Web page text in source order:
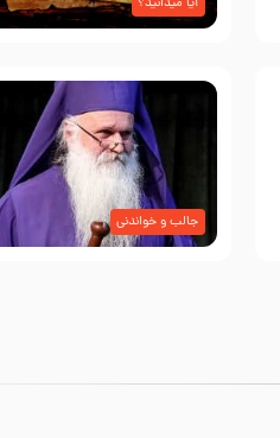
جالب و خواندنی